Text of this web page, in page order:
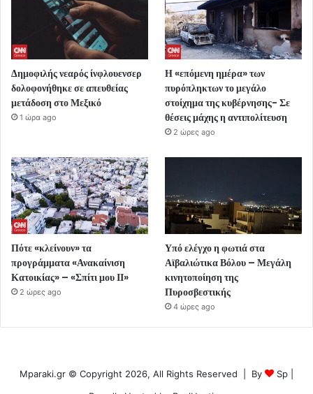
Δημοφιλής νεαρός ίνφλουενσερ
δολοφονήθηκε σε απευθείας
μετάδοση στο Μεξικό
1 ώρα ago
Η «επόμενη ημέρα» των
πυρόπληκτων το μεγάλο
στοίχημα της κυβέρνησης- Σε
θέσεις μάχης η αντιπολίτευση
2 ώρες ago
Πότε «κλείνουν» τα
προγράμματα «Ανακαίνιση
Κατοικίας» – «Σπίτι μου ΙΙ»
2 ώρες ago
Υπό ελέγχο η φωτιά στα
Αϊβαλιώτικα Βόλου – Μεγάλη
κινητοποίηση της
Πυροσβεστικής
4 ώρες ago
Mparaki.gr © Copyright 2026, All Rights Reserved | By Sp